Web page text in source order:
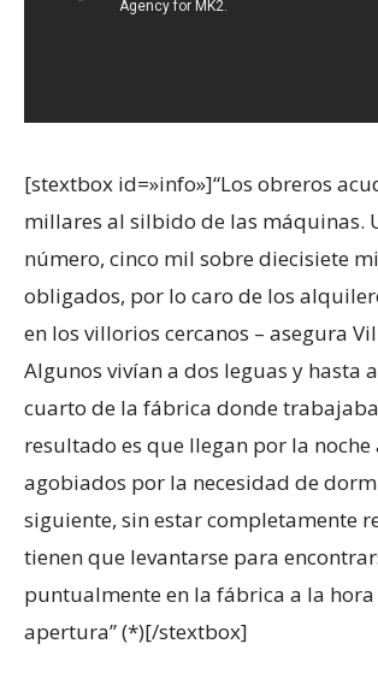
[stextbox id=»info»]“Los obreros
millares al silbido de las máquinas.
número, cinco mil sobre diecisiete
obligados, por lo caro de los
en los villorios cercanos – asegura
Algunos vivían a dos leguas y hasta
cuarto de la fábrica donde
resultado es que llegan por la noche
agobiados por la necesidad de
siguiente, sin estar completamente
tienen que levantarse para
puntualmente en la fábrica a la hora
apertura” (*)[/stextbox]